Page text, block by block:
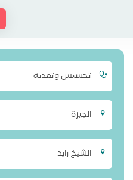
تخسيس وتغذية
الجيزة
الشيخ زايد